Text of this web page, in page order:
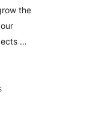
the
…